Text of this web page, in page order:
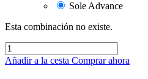
Sole Advance
Esta combinación no existe.
Añadir a la cesta Comprar ahora